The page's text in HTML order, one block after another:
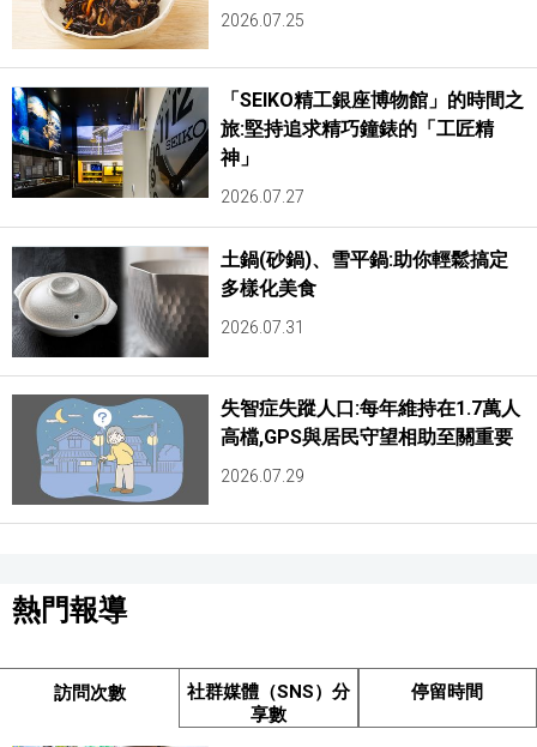
2026.07.25
「SEIKO精工銀座博物館」的時間之
旅:堅持追求精巧鐘錶的「工匠精
神」
2026.07.27
土鍋(砂鍋)、雪平鍋:助你輕鬆搞定
多樣化美食
2026.07.31
失智症失蹤人口:每年維持在1.7萬人
高檔,GPS與居民守望相助至關重要
2026.07.29
熱門報導
訪問次數
社群媒體（SNS）分
享數
停留時間